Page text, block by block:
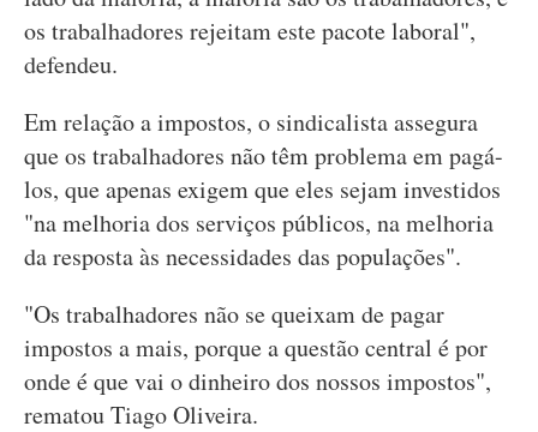
os trabalhadores rejeitam este pacote laboral",
defendeu.
Em relação a impostos, o sindicalista assegura
que os trabalhadores não têm problema em pagá-
los, que apenas exigem que eles sejam investidos
"na melhoria dos serviços públicos, na melhoria
da resposta às necessidades das populações".
"Os trabalhadores não se queixam de pagar
impostos a mais, porque a questão central é por
onde é que vai o dinheiro dos nossos impostos",
rematou Tiago Oliveira.